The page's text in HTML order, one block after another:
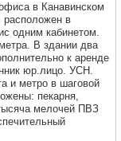
в Канавинском
в
одним кабинетом.
В здании два
к аренде
юр.лицо. УСН.
и метро в шаговой
пекарня,
мелочей ПВЗ